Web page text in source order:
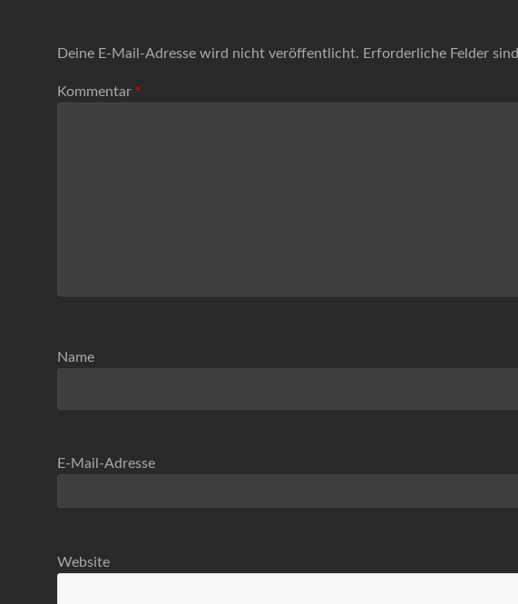
Deine E-Mail-Adresse wird nicht veröffentlicht. Erforderliche Felder
Kommentar *
Name
E-Mail-Adresse
Website